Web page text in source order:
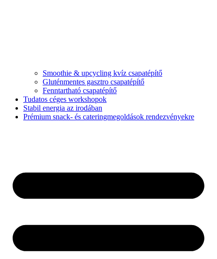
Smoothie & upcycling kvíz csapatépítő
Gluténmentes gasztro csapatépítő
Fenntartható csapatépítő
Tudatos céges workshopok
Stabil energia az irodában
Prémium snack- és cateringmegoldások rendezvényekre